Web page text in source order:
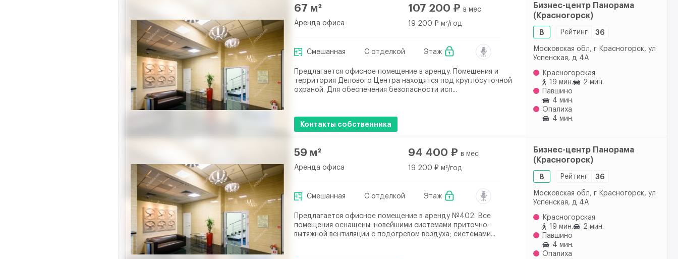
67 м²
Аренда офиса
107 200 ₽ в мес
19 200 ₽ м²/год
Смешанная С отделкой Этаж
Предлагается офисное помещение в аренду. Помещения и
территория Делового Центра находятся под круглосуточной
охраной. Для обеспечения безопасности исп...
Контакты собственника
Бизнес-центр Панорама
(Красногорск)
B Рейтинг 36
Московская обл, г Красногорск, ул
Успенская, д 4А
Красногорская
19 мин.
2 мин.
Павшино
4 мин.
Опалиха
4 мин.
59 м²
Аренда офиса
94 400 ₽ в мес
19 200 ₽ м²/год
Смешанная С отделкой Этаж
Предлагается офисное помещение в аренду №402. Все
помещения оснащены: новейшими системами приточно-
вытяжной вентиляции с подогревом воздуха; системами...
Бизнес-центр Панорама
(Красногорск)
B Рейтинг 36
Московская обл, г Красногорск, ул
Успенская, д 4А
Красногорская
19 мин.
2 мин.
Павшино
4 мин.
Опалиха